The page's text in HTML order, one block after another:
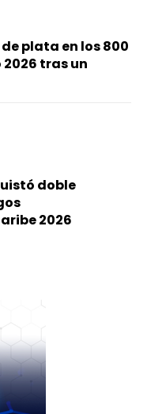
plata en los 800
tras un
doble
2026